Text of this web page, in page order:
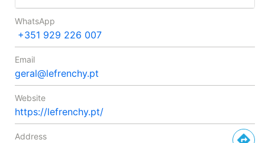
WhatsApp
+351 929 226 007
Email
geral@lefrenchy.pt
Website
https://lefrenchy.pt/
Address